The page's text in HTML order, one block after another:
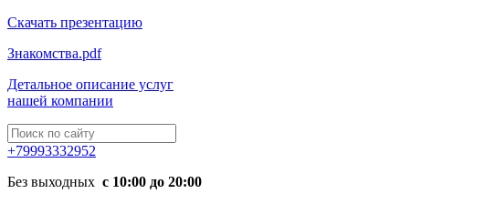
Скачать презентацию
Знакомства.pdf
Детальное описание услуг
нашей компании
+79993332952
Без выходных с 10:00 до 20:00